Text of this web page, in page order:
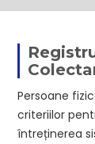
Persoane
criteriilor
întreținerea